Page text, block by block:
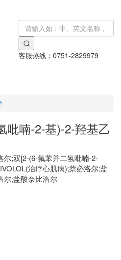
客服热线： 0751-2829979
吡喃-2-基)-2-羟基乙
尔;双[2-(6-氟苯并二氢吡喃-2-
治疗心肌病);萘必洛尔;盐
尔;盐酸奈比洛尔